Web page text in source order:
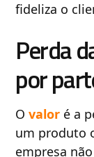
fideliza o
Perda
por
Ovalor é a
um produto
empresa